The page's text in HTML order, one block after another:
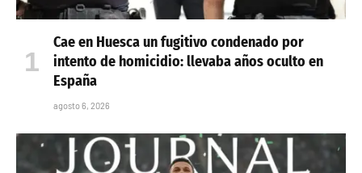
Cae en Huesca un fugitivo condenado por
intento de homicidio: llevaba años oculto en
España
agosto 6, 2026